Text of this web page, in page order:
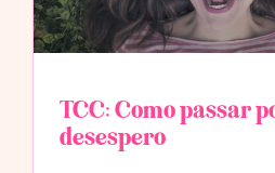
TCC: Como passar
desespero